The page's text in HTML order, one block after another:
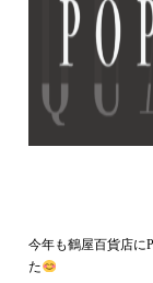
今年も鶴屋百貨店に
た